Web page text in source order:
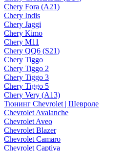
Chery Fora (A21)
Chery Indis
Chery Jaggi
Chery Kimo
Chery M11
Chery QQ6 (S21)
Chery Tiggo
Chery Tiggo 2
Chery Tiggo 3
Chery Tiggo 5
Chery Very (A13)
Тюнинг Chevrolet | Шевроле
Chevrolet Avalanche
Chevrolet Aveo
Chevrolet Blazer
Chevrolet Camaro
Chevrolet Captiva